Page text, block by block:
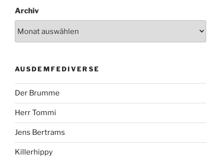
Archiv
AUSDEMFEDIVERSE
Der Brumme
Herr Tommi
Jens Bertrams
Killerhippy